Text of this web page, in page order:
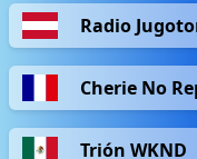
Radio
Cherie No
Trión WKND